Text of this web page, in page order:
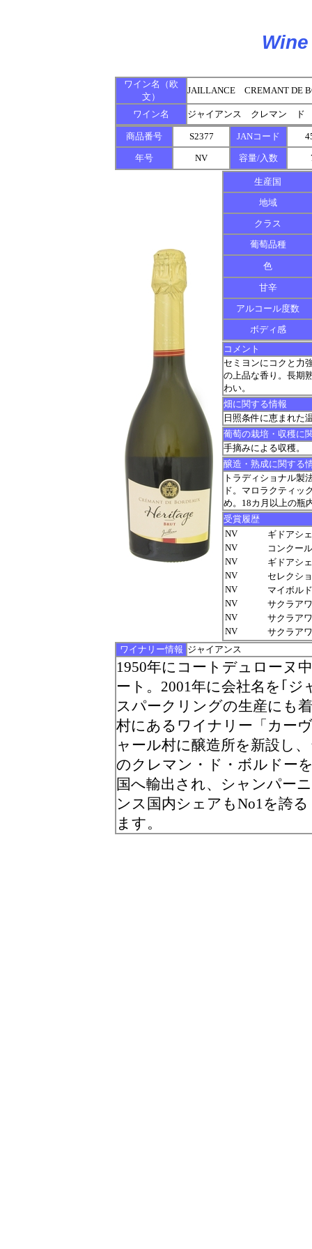
ワイン名（欧
文）
JAILLANCE CREMANT DE
ワイン名 ジャイアンス クレマン ド
商品番号 S2377 JANコード
年号 NV 容量/入数
生産国
地域
クラス
葡萄品種
色
甘辛
アルコール度数
ボディ感
コメント
セミヨンにコクと力
の上品な香り。長期
わい。
畑に関する情報
日照条件に恵まれた
葡萄の栽培・収穫に
手摘みによる収穫。
醸造・熟成に関する
トラディショナル製
ド。マロラクティッ
め。18カ月以上の瓶
受賞履歴
NV
ギドアシ
NV
コンクー
NV
ギドアシ
NV
セレクシ
NV
マイボル
NV
サクラア
NV
サクラア
NV
サクラア
ワイナリー情報 ジャイアンス
1950年にコートデュローヌ
ート。2001年に会社名を｢
スパークリングの生産にも
村にあるワイナリー「カー
ャール村に醸造所を新設し
のクレマン・ド・ボルドー
国へ輸出され、シャンパー
ンス国内シェアもNo1を誇
ます。